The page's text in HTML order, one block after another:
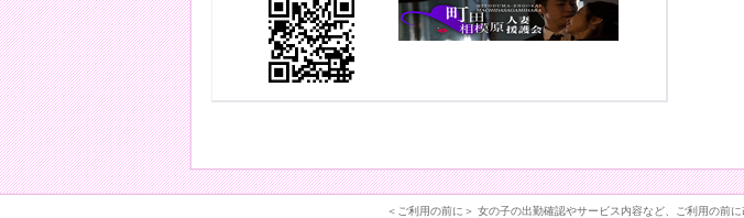
＜ご利用の前に＞ 女の子の出勤確認やサービス内容など、ご利用の前